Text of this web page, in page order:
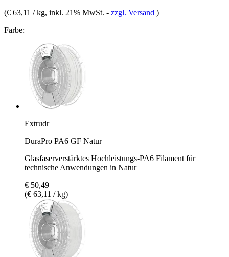
(€ 63,11 / kg, inkl. 21% MwSt. - zzgl. Versand )
Farbe:
Extrudr
DuraPro PA6 GF Natur
Glasfaserverstärktes Hochleistungs-PA6 Filament für
technische Anwendungen in Natur
€ 50,49
(€ 63,11 / kg)